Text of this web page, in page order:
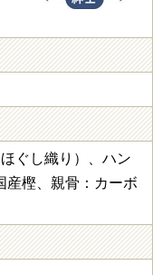
ぐし織り）、ハン
産樫、親骨：カーボ